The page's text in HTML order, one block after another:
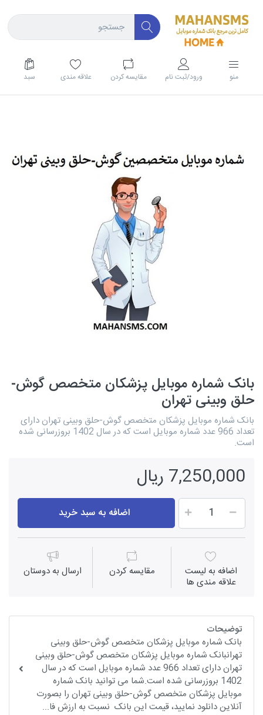
منو ورود/ثبت نام مقايسه كردن علاقه مندی سبد
بانک شماره موبایل پزشکان متخصص گوش-
حلق وبینی تهران
بانک شماره موبایل پزشکان متخصص گوش-حلق وبینی تهران دارای
تعداد 966 عدد شماره موبایل است که در سال 1402 بروزرسانی شده
است.
7,250,000 ریال
اضافه به سبد خرید
اضافه به لیست
علاقه مندی ها
مقايسه كردن ارسال به دوستان
توضیحات
بانک شماره موبایل پزشکان متخصص گوش-حلق وبینی
تهرانبانک شماره موبایل پزشکان متخصص گوش-حلق وبینی
تهران دارای تعداد 966 عدد شماره موبایل است که در سال
1402 بروزرسانی شده است.شما می توانید بانک شماره
موبایل پزشکان متخصص گوش-حلق وبینی تهران را بصورت
آنلاین دانلود نمایید، قیمت این بانک نسبت به ارزش فا...